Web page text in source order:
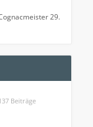
29.
Beiträge